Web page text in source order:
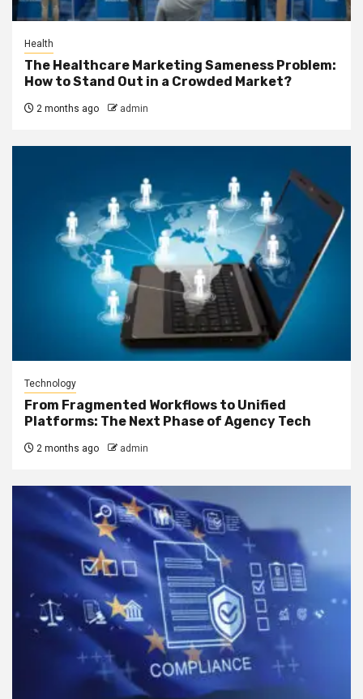
Health
The Healthcare Marketing Sameness Problem:
How to Stand Out in a Crowded Market?
2 months ago admin
Technology
From Fragmented Workflows to Unified
Platforms: The Next Phase of Agency Tech
2 months ago admin